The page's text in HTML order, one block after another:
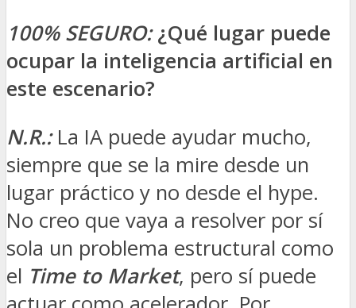
100% SEGURO:¿Qué lugar puede
ocupar la inteligencia artificial en
este escenario?
N.R.: La IA puede ayudar mucho,
siempre que se la mire desde un
lugar práctico y no desde el hype.
No creo que vaya a resolver por sí
sola un problema estructural como
el Time to Market, pero sí puede